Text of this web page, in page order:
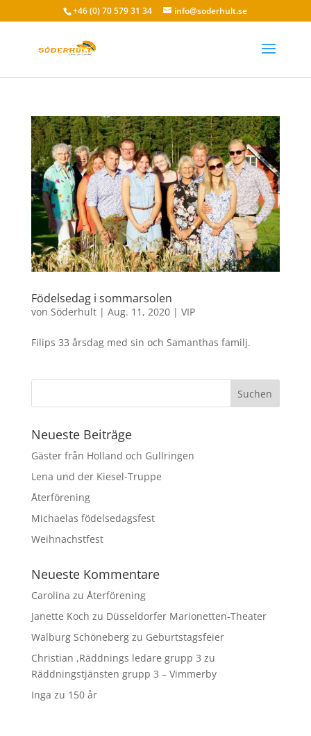
+46 (0) 70 579 31 34 info@soderhult.se
Födelsedag i sommarsolen
von Söderhult| Aug. 11, 2020| VIP
Filips 33 årsdag med sin och Samanthas familj.
Neueste Beiträge
Gäster från Holland och Gullringen
Lena und der Kiesel-Truppe
Återförening
Michaelas födelsedagsfest
Weihnachstfest
Neueste Kommentare
Carolina zu Återförening
Janette Koch zu Düsseldorfer Marionetten-Theater
Walburg Schönebergzu Geburtstagsfeier
Christian ,Räddnings ledare grupp 3 zu
Räddningstjänsten grupp 3 – Vimmerby
Inga zu 150 år